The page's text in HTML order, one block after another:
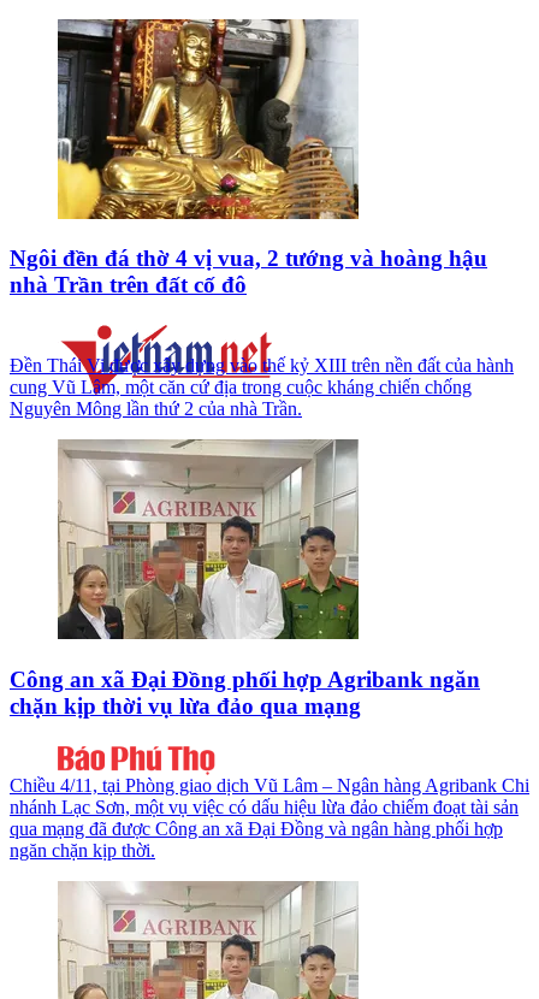
Ngôi đền đá thờ 4 vị vua, 2 tướng và hoàng hậu
nhà Trần trên đất cố đô
Đền Thái Vi được xây dựng vào thế kỷ XIII trên nền đất của hành
cung Vũ Lâm, một căn cứ địa trong cuộc kháng chiến chống
Nguyên Mông lần thứ 2 của nhà Trần.
Công an xã Đại Đồng phối hợp Agribank ngăn
chặn kịp thời vụ lừa đảo qua mạng
Chiều 4/11, tại Phòng giao dịch Vũ Lâm – Ngân hàng Agribank Chi
nhánh Lạc Sơn, một vụ việc có dấu hiệu lừa đảo chiếm đoạt tài sản
qua mạng đã được Công an xã Đại Đồng và ngân hàng phối hợp
ngăn chặn kịp thời.